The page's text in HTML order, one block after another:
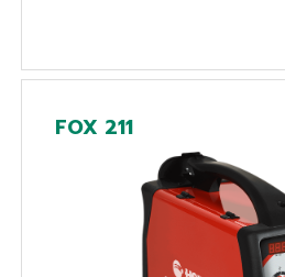
FOX 211